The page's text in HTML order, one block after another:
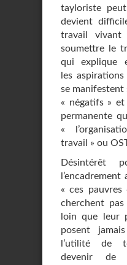
tayloriste
devient
travail
soumettre le
qui explique
les
se manifestent
« négatifs »
permanente
«
travail » ou
Désintérêt
« ces pauvres
cherchent
loin que leur
posent
l’utilité de
devenir de